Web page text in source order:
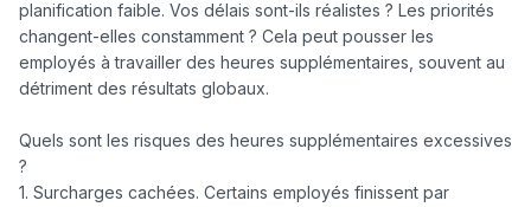
planification faible. Vos délais sont-ils réalistes ? Les priorités
changent-elles constamment ? Cela peut pousser les
employés à travailler des heures supplémentaires, souvent au
détriment des résultats globaux.
Quels sont les risques des heures supplémentaires excessives
?
1. Surcharges cachées. Certains employés finissent par